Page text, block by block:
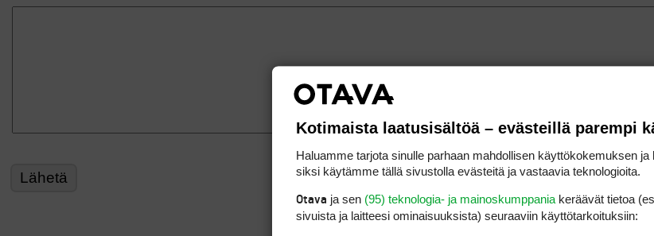
Kotimaista laatusisältöä – evästeillä parempi
Haluamme tarjota sinulle parhaan mahdollisen käyttökokemuksen ja
siksi käytämme tällä sivustolla evästeitä ja vastaavia teknologioita.
Otava ja sen (95) teknologia- ja mainoskumppania keräävät tietoa
sivuista ja laitteesi ominaisuuk­sista) seuraaviin käyttötarkoituksiin: